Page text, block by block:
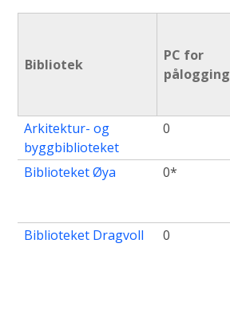
Bibliotek
PC for
pålogging
Arkitektur- og
byggbiblioteket
0
Biblioteket Øya 0*
Biblioteket Dragvoll 0